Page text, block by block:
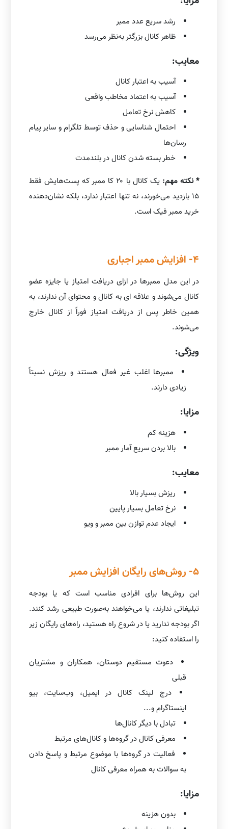
رشد سریع عدد ممبر
ظاهر کانال بزرگتر به‌نظر می‌رسد
معایب:
آسیب به اعتبار کانال
آسیب به اعتماد مخاطب واقعی
کاهش نرخ تعامل
احتمال شناسایی و حذف توسط تلگرام و سایر پیام
رسان‌ها
خطر بسته شدن کانال در بلندمدت
* نکته مهم:
یک کانال با ۲۰ کا ممبر که پست‌هایش فقط
۱۵ بازدید می‌خورند، نه تنها اعتبار ندارد، بلکه نشان‌دهنده
خرید ممبر فیک است.
4- افزایش ممبر اجباری
در این مدل ممبرها در ازای دریافت امتیاز یا جایزه عضو
کانال می‌شوند و علاقه ای به کانال و محتوای آن ندارند، به
همین خاطر پس از دریافت امتیاز فوراً از کانال خارج
می‌شوند.
ویژگی:
ممبرها اغلب غیر فعال هستند و ریزش نسبتاً
زیادی دارند.
مزایا:
هزینه کم
بالا بردن سریع آمار ممبر
معایب:
ریزش بسیار بالا
نرخ تعامل بسیار پایین
ایجاد عدم توازن بین ممبر و ویو
5- روش‌های رایگان افزایش ممبر
این روش‌ها برای افرادی مناسب است که یا بودجه
تبلیغاتی ندارند، یا می‌خواهند به‌صورت طبیعی رشد کنند.
اگر بودجه ندارید یا در شروع راه هستید، راه‌های رایگان زیر
را استفاده کنید:
دعوت مستقیم دوستان، همکاران و مشتریان
قبلی
درج لینک کانال در ایمیل، وب‌سایت، بیو
اینستاگرام و...
تبادل با دیگر کانال‌ها
معرفی کانال در گروه‌ها و کانال‌های مرتبط
فعالیت در گروه‌ها با موضوع مرتبط و پاسخ دادن
به سوالات به همراه معرفی کانال
مزایا:
بدون هزینه